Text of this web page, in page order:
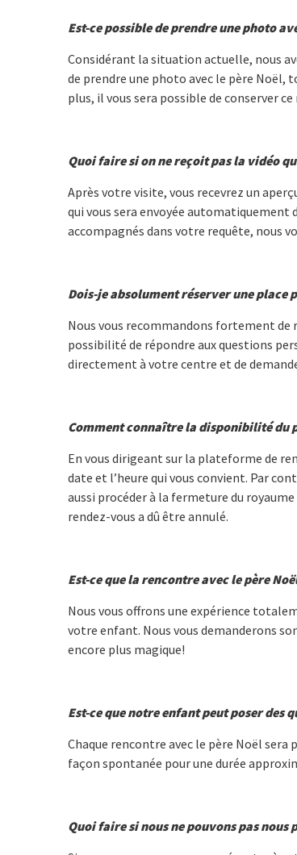
Est-ce possible de prendre une photo
Considérant la situation actuelle, nous
de prendre une photo avec le père Noël,
plus, il vous sera possible de conserver
Quoi faire si on ne reçoit pas la vidéo
Après votre visite, vous recevrez un
qui vous sera envoyée automatiquement
accompagnés dans votre requête, nous
Dois-je absolument réserver une place
Nous vous recommandons fortement de
possibilité de répondre aux questions
directement à votre centre et de
Comment connaître la disponibilité du
En vous dirigeant sur la plateforme de
date et l’heure qui vous convient. Par
aussi procéder à la fermeture du
rendez-vous a dû être annulé.
Est-ce que la rencontre avec le père
Nous vous offrons une expérience
votre enfant. Nous vous demanderons
encore plus magique!
Est-ce que notre enfant peut poser des
Chaque rencontre avec le père Noël sera
façon spontanée pour une durée
Quoi faire si nous ne pouvons pas